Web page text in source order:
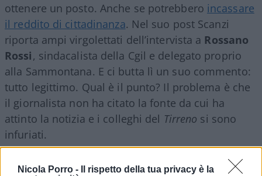
Nicola Porro -
Il rispetto della tua privacy è la
ottenere un posto. Anche se potrebbero incassare
il reddito di cittadinanza. Nel suo post Scanzi
riporta ampi virgolettati dell’intervista a Rossano
Rossi, sindacalista della Cgil e delegato proprio
alla Sammontana. E ci butta lì un suo commento:
tutto legittimo. Qual è il punto? Il problema è che
il giornalista non ha citato la fonte da cui ha
attinto la notizia e i colleghi del Tirreno si sono
infuriati.
Nell’edizione odierna, in un pezzo senza firma, il